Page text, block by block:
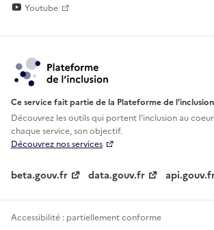
Youtube
Ce service fait partie de la Plateforme de l’inclusion
Découvrez les outils qui portent l'inclusion au
chaque service, son objectif.
Découvrez nos services
beta.gouv.fr data.gouv.fr
Accessibilité : partiellement conforme